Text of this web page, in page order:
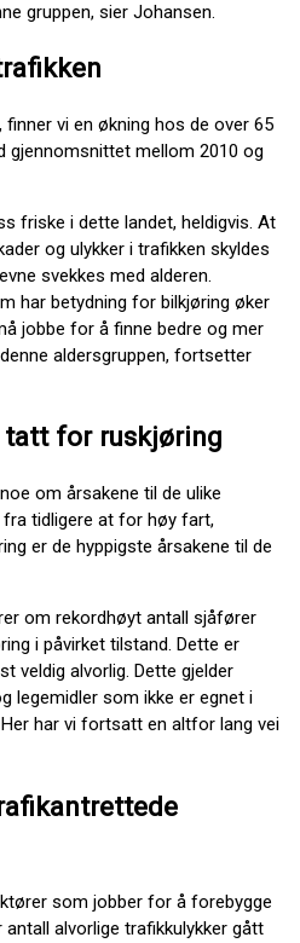
gruppen, sier Johansen.
finner vi en økning hos de over 65
gjennomsnittet mellom 2010 og
friske i dette landet, heldigvis. At
og ulykker i trafikken skyldes
svekkes med alderen.
har betydning for bilkjøring øker
jobbe for å finne bedre og mer
aldersgruppen, fortsetter
tatt for ruskjøring
om årsakene til de ulike
fra tidligere at for høy fart,
er de hyppigste årsakene til de
om rekordhøyt antall sjåfører
i påvirket tilstand. Dette er
veldig alvorlig. Dette gjelder
legemidler som ikke er egnet i
har vi fortsatt en altfor lang vei
som jobber for å forebygge
alvorlige trafikkulykker gått